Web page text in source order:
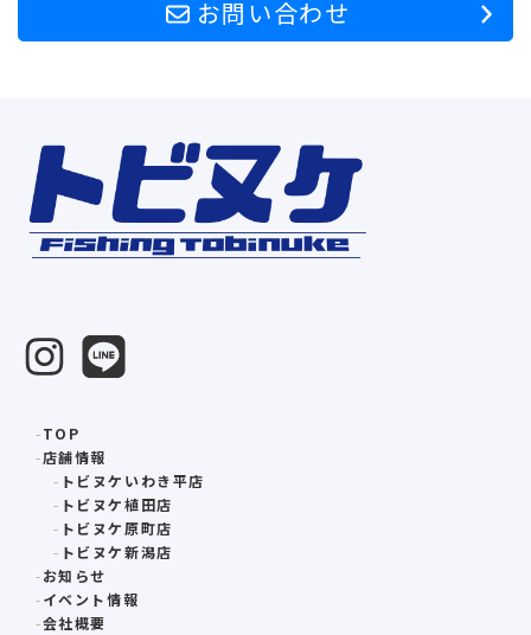
お問い合わせ
TOP
店舗情報
トビヌケいわき平店
トビヌケ植田店
トビヌケ原町店
トビヌケ新潟店
お知らせ
イベント情報
会社概要